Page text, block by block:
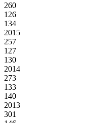
260
126
134
2015
257
127
130
2014
273
133
140
2013
301